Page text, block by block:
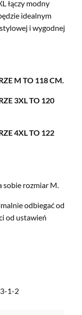
łączy modny
idealnym
i wygodnej
M TO 118 CM.
3XL TO 120
4XL TO 122
sobie rozmiar M.
odbiegać od
od ustawień
1-2